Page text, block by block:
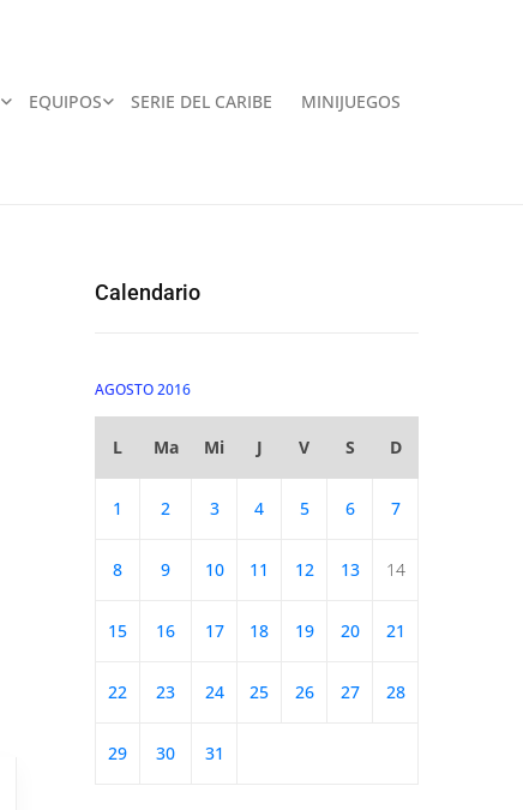
EQUIPOS SERIE DEL CARIBE MINIJUEGOS
Calendario
AGOSTO 2016
L Ma Mi J V S D
1 2 3 4 5 6 7
8 9 10 11 12 13 14
15 16 17 18 19 20 21
22 23 24 25 26 27 28
29 30 31